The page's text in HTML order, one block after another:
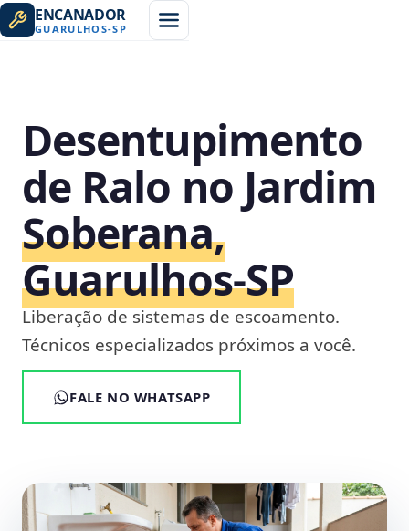
ENCANADOR
GUARULHOS-SP
Desentupimento
de Ralo no Jardim
Soberana,
Guarulhos‑SP
Liberação de sistemas de escoamento.
Técnicos especializados próximos a você.
FALE NO WHATSAPP